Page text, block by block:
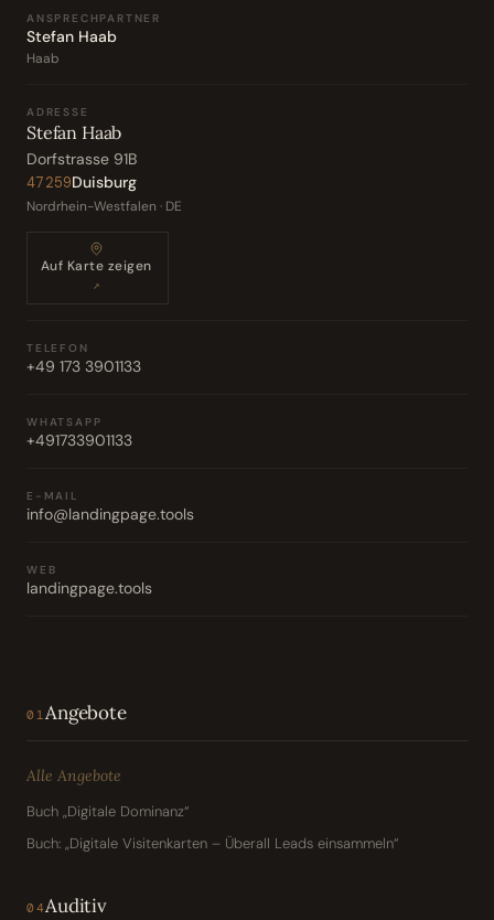
ANSPRECHPARTNER
Stefan Haab
Haab
ADRESSE
Stefan Haab
Dorfstrasse 91B
47259Duisburg
Nordrhein-Westfalen · DE
Auf Karte zeigen
↗
TELEFON
+49 173 3901133
WHATSAPP
+491733901133
E-MAIL
info@landingpage.tools
WEB
landingpage.tools
01 Angebote
Alle Angebote
Buch „Digitale Dominanz“
Buch: „Digitale Visitenkarten – Überall Leads einsammeln“
04Auditiv